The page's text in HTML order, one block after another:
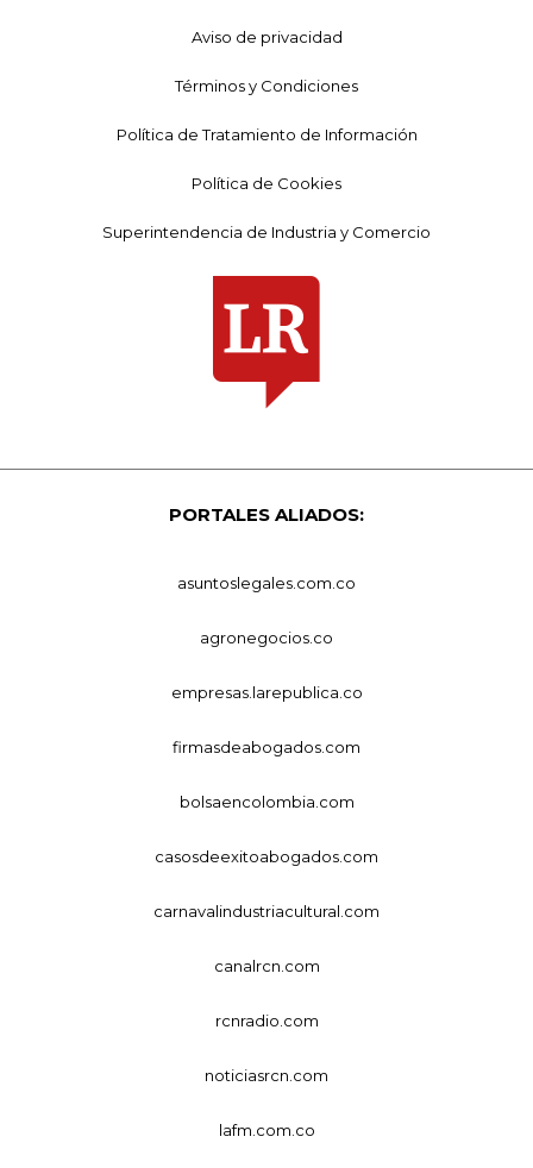
Aviso de privacidad
Términos y Condiciones
Política de Tratamiento de Información
Política de Cookies
Superintendencia de Industria y Comercio
PORTALES ALIADOS:
asuntoslegales.com.co
agronegocios.co
empresas.larepublica.co
firmasdeabogados.com
bolsaencolombia.com
casosdeexitoabogados.com
carnavalindustriacultural.com
canalrcn.com
rcnradio.com
noticiasrcn.com
lafm.com.co